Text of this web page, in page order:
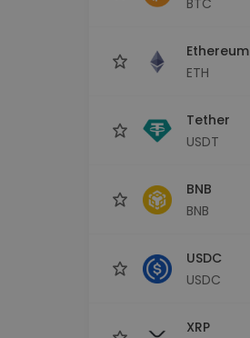
Ethereum
ETH
Tether
USDT
BNB
BNB
USDC
USDC
XRP